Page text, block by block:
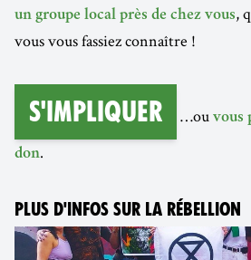
un groupe local près de chez vous,
vous vous fassiez connaître !
S'impliquer …ou vous
don.
PLUS D'INFOS SUR LA RÉBELLION